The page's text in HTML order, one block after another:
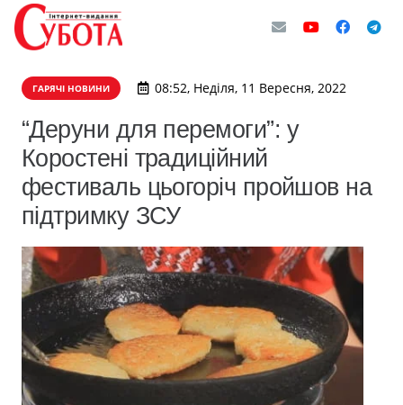
ГАРЯЧІ НОВИНИ 08:52, Неділя, 11 Вересня, 2022
“Деруни для перемоги”: у
Коростені традиційний
фестиваль цьогоріч пройшов на
підтримку ЗСУ